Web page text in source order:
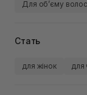
Для обʼєму
Стать
для жінок для